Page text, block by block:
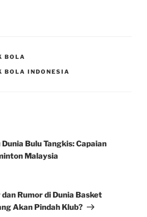
BOLA
BOLA INDONESIA
Bulu Tangkis: Capaian
Malaysia
Rumor di Dunia Basket
Akan Pindah Klub?